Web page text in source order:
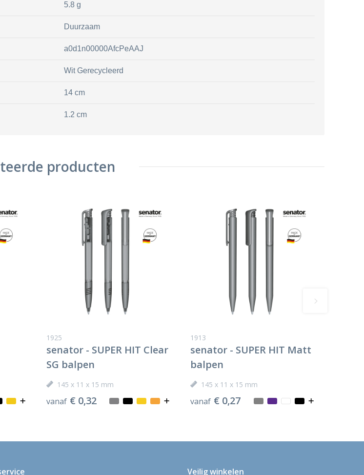
5.8 g
Duurzaam
a0d1n00000AfcPeAAJ
Wit Gerecycleerd
14 cm
1.2 cm
producten
1925
senator - SUPER HIT Clear
SG balpen
145 x 11 x 15 mm
vanaf € 0,32
1913
senator - SUPER HIT Matt
balpen
145 x 11 x 15 mm
vanaf € 0,27
Veilig winkelen